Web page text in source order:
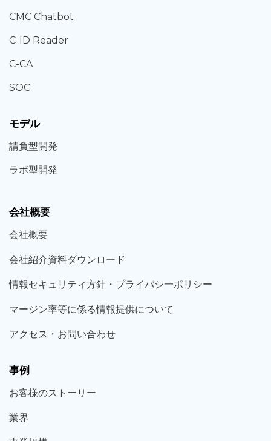
CMC Chatbot
C-ID Reader
C-CA
SOC
モデル
請負型開発
ラボ型開発
会社概要
会社概要
会社紹介資料ダウンロード
情報セキュリティ方針・プライバシ一ポリシー
マージン率等に係る情報提供について
アクセス・お問い合わせ
事例
お客様のストーリー
業界